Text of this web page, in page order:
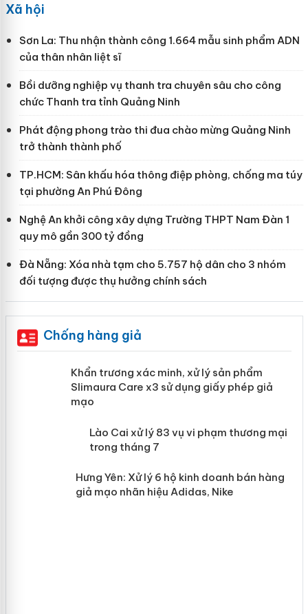
Xã hội
Sơn La: Thu nhận thành công 1.664 mẫu sinh phẩm ADN
của thân nhân liệt sĩ
Bồi dưỡng nghiệp vụ thanh tra chuyên sâu cho công
chức Thanh tra tỉnh Quảng Ninh
Phát động phong trào thi đua chào mừng Quảng Ninh
trở thành thành phố
TP.HCM: Sân khấu hóa thông điệp phòng, chống ma túy
tại phường An Phú Đông
Nghệ An khởi công xây dựng Trường THPT Nam Đàn 1
quy mô gần 300 tỷ đồng
Đà Nẵng: Xóa nhà tạm cho 5.757 hộ dân cho 3 nhóm
đối tượng được thụ hưởng chính sách
Chống hàng giả
Khẩn trương xác minh, xử lý sản phẩm
Slimaura Care x3 sử dụng giấy phép giả
mạo
Lào Cai xử lý 83 vụ vi phạm thương
mại trong tháng 7